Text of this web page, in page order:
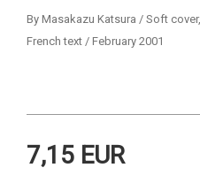
By Masakazu Katsura / Soft
French text / February 2001
7,15 EUR